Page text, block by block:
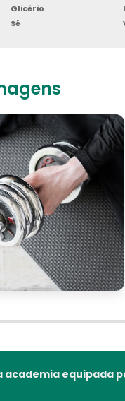
Glicério
Sé
academia equipada